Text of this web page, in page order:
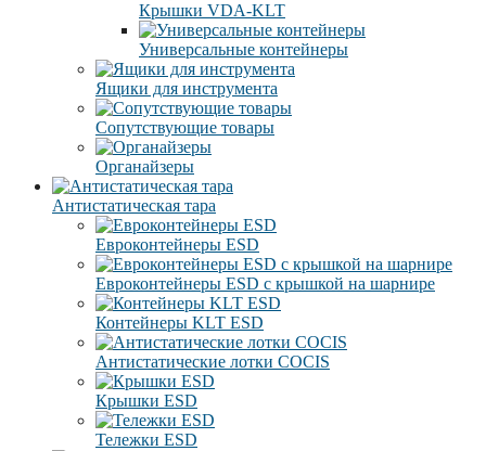
Крышки VDA-KLT
Универсальные контейнеры
Ящики для инструмента
Сопутствующие товары
Органайзеры
Антистатическая тара
Eвроконтейнеры ЕSD
Евроконтейнеры ESD с крышкой на шарнире
Контейнеры KLT ESD
Антистатические лотки COCIS
Крышки ESD
Тележки ESD